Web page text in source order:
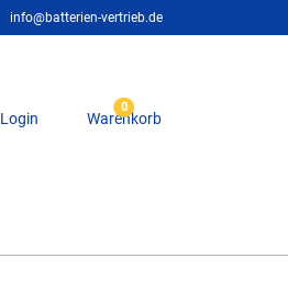
info@batterien-vertrieb.de
Login
0
Warenkorb